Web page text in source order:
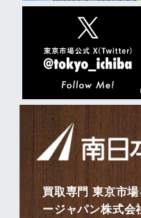
買取専門 東京市
ージャパン株式会